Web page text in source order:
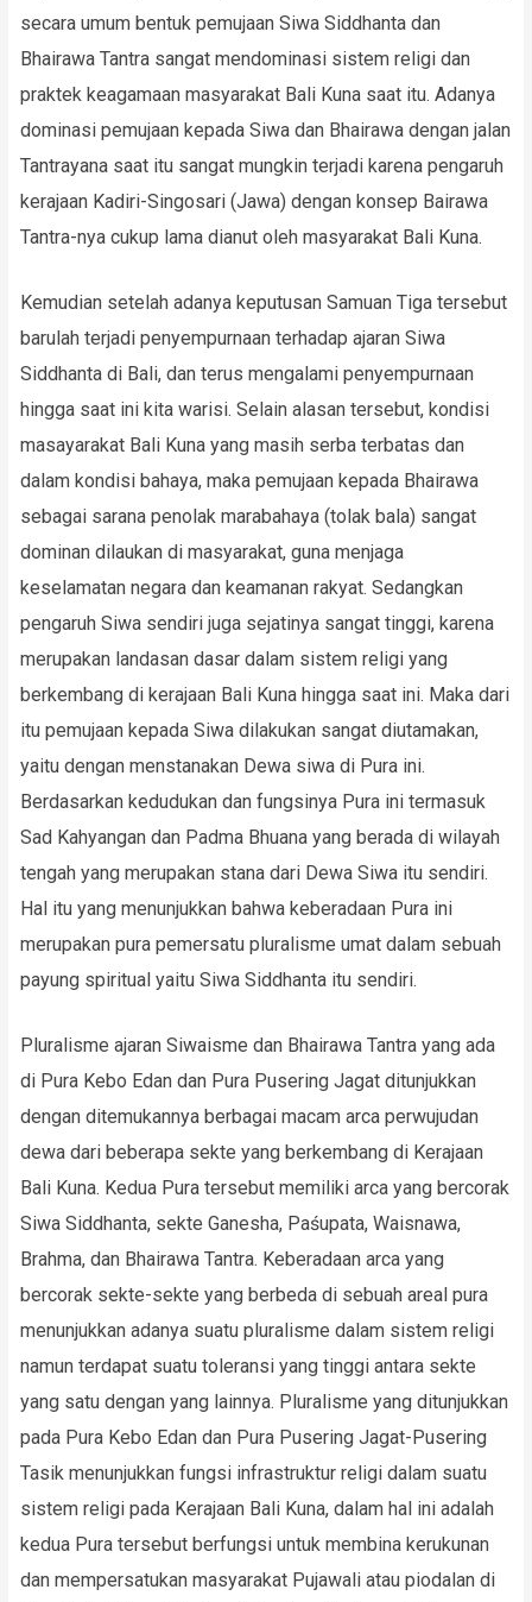
secara umum bentuk pemujaan Siwa Siddhanta dan
Bhairawa Tantra sangat mendominasi sistem religi dan
praktek keagamaan masyarakat Bali Kuna saat itu. Adanya
dominasi pemujaan kepada Siwa dan Bhairawa dengan jalan
Tantrayana saat itu sangat mungkin terjadi karena pengaruh
kerajaan Kadiri-Singosari (Jawa) dengan konsep Bairawa
Tantra-nya cukup lama dianut oleh masyarakat Bali Kuna.
Kemudian setelah adanya keputusan Samuan Tiga tersebut
barulah terjadi penyempurnaan terhadap ajaran Siwa
Siddhanta di Bali, dan terus mengalami penyempurnaan
hingga saat ini kita warisi. Selain alasan tersebut, kondisi
masayarakat Bali Kuna yang masih serba terbatas dan
dalam kondisi bahaya, maka pemujaan kepada Bhairawa
sebagai sarana penolak marabahaya (tolak bala) sangat
dominan dilaukan di masyarakat, guna menjaga
keselamatan negara dan keamanan rakyat. Sedangkan
pengaruh Siwa sendiri juga sejatinya sangat tinggi, karena
merupakan landasan dasar dalam sistem religi yang
berkembang di kerajaan Bali Kuna hingga saat ini. Maka dari
itu pemujaan kepada Siwa dilakukan sangat diutamakan,
yaitu dengan menstanakan Dewa siwa di Pura ini.
Berdasarkan kedudukan dan fungsinya Pura ini termasuk
Sad Kahyangan dan Padma Bhuana yang berada di wilayah
tengah yang merupakan stana dari Dewa Siwa itu sendiri.
Hal itu yang menunjukkan bahwa keberadaan Pura ini
merupakan pura pemersatu pluralisme umat dalam sebuah
payung spiritual yaitu Siwa Siddhanta itu sendiri.
Pluralisme ajaran Siwaisme dan Bhairawa Tantra yang ada
di Pura Kebo Edan dan Pura Pusering Jagat ditunjukkan
dengan ditemukannya berbagai macam arca perwujudan
dewa dari beberapa sekte yang berkembang di Kerajaan
Bali Kuna. Kedua Pura tersebut memiliki arca yang bercorak
Siwa Siddhanta, sekte Ganesha, Paśupata, Waisnawa,
Brahma, dan Bhairawa Tantra. Keberadaan arca yang
bercorak sekte-sekte yang berbeda di sebuah areal pura
menunjukkan adanya suatu pluralisme dalam sistem religi
namun terdapat suatu toleransi yang tinggi antara sekte
yang satu dengan yang lainnya. Pluralisme yang ditunjukkan
pada Pura Kebo Edan dan Pura Pusering Jagat-Pusering
Tasik menunjukkan fungsi infrastruktur religi dalam suatu
sistem religi pada Kerajaan Bali Kuna, dalam hal ini adalah
kedua Pura tersebut berfungsi untuk membina kerukunan
dan mempersatukan masyarakat Pujawali atau piodalan di